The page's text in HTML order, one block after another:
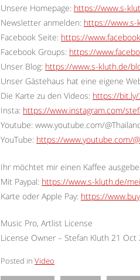
Unsere Homepage: https://www.s-
Newsletter anmelden: https://
Facebook Seite: https://
Facebook Groups: https://
Unser Blog: https://www.s-kluth.de/
Unser Gästehaus hat eine eigene
Die Karte zu den Videos: https://
Insta: https://www.instagram.com/
Youtube: www.youtube.com/
YouTube: https://www.youtube.com/
Ihr möchtet mir einen Kaffee
Mit Paypal: https://www.s-kluth.de/
Karte oder Apple Pay: https://
Music Pro, Artlist License
License Owner – Stefan Kluth 21
Posted in Video